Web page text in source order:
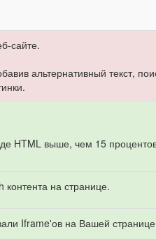
сайте.
альтернативный текст,
HTML выше, чем 15
на странице.
Iframe'ов на Вашей